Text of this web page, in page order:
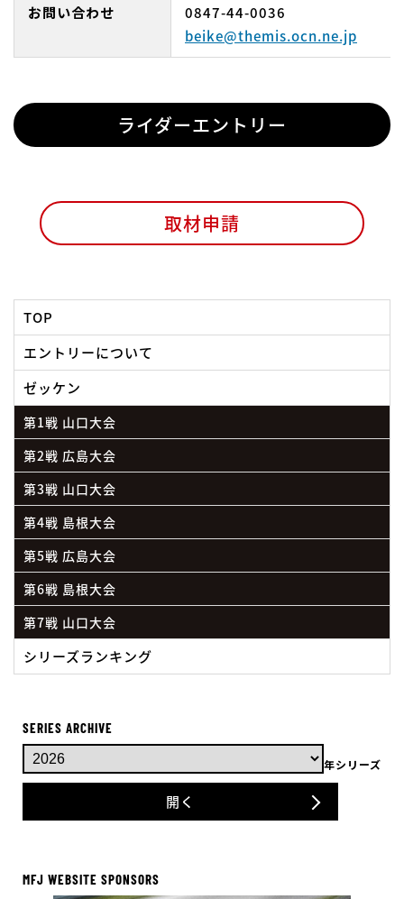
お問い合わせ
0847-44-0036
beike@themis.ocn.ne.jp
ライダーエントリー
取材申請
TOP
エントリーについて
ゼッケン
第1戦 山口大会
第2戦 広島大会
第3戦 山口大会
第4戦 島根大会
第5戦 広島大会
第6戦 島根大会
第7戦 山口大会
シリーズランキング
SERIES ARCHIVE
年シリーズ
開く
MFJ WEBSITE SPONSORS